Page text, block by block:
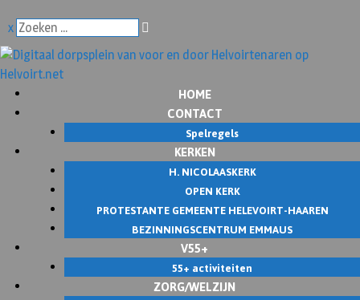
x
HOME
CONTACT
Spelregels
KERKEN
H. NICOLAASKERK
OPEN KERK
PROTESTANTE GEMEENTE HELEVOIRT-HAAREN
BEZINNINGSCENTRUM EMMAUS
V55+
55+ activiteiten
ZORG/WELZIJN